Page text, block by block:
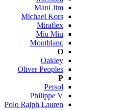
Maui Jim
Michael Kors
Miraflex
Miu Miu
Montblanc
O
Oakley
Oliver Peoples
P
Persol
Philippe V
Polo Ralph Lauren